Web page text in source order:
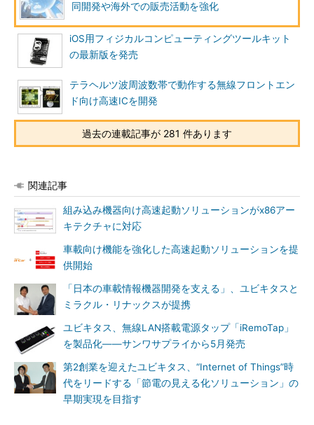
同開発や海外での販売活動を強化
iOS用フィジカルコンピューティングツールキット
の最新版を発売
テラヘルツ波周波数帯で動作する無線フロントエン
ド向け高速ICを開発
過去の連載記事が 281 件あります
関連記事
組み込み機器向け高速起動ソリューションがx86アー
キテクチャに対応
車載向け機能を強化した高速起動ソリューションを提
供開始
「日本の車載情報機器開発を支える」、ユビキタスと
ミラクル・リナックスが提携
ユビキタス、無線LAN搭載電源タップ「iRemoTap」
を製品化――サンワサプライから5月発売
第2創業を迎えたユビキタス、“Internet of Things”時
代をリードする「節電の見える化ソリューション」の
早期実現を目指す